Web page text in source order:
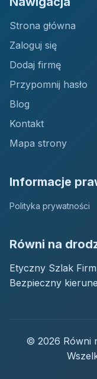
Strona główna
Zaloguj się
Dodaj firmę
Przypomnij hasło
Blog
Kontakt
Mapa strony
Informacje
Polityka prywatności
Równi na
Etyczny Szlak
Bezpieczny
© 2026 Równi